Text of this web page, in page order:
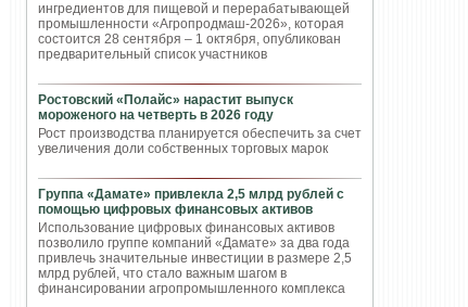
ингредиентов для пищевой и перерабатывающей
промышленности «Агропродмаш-2026», которая
состоится 28 сентября – 1 октября, опубликован
предварительный список участников
Ростовский «Полайс» нарастит выпуск
мороженого на четверть в 2026 году
Рост производства планируется обеспечить за счет
увеличения доли собственных торговых марок
Группа «Дамате» привлекла 2,5 млрд рублей с
помощью цифровых финансовых активов
Использование цифровых финансовых активов
позволило группе компаний «Дамате» за два года
привлечь значительные инвестиции в размере 2,5
млрд рублей, что стало важным шагом в
финансировании агропромышленного комплекса